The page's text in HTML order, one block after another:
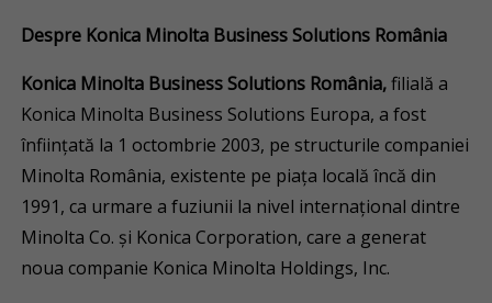
Despre Konica Minolta Business Solutions România
Konica Minolta Business Solutions România,filială a
Konica Minolta Business Solutions Europa, a fost
înfiinţată la 1 octombrie 2003, pe structurile companiei
Minolta România, existente pe piaţa locală încă din
1991, ca urmare a fuziunii la nivel internaţional dintre
Minolta Co. şi Konica Corporation, care a generat
noua companie Konica Minolta Holdings, Inc.